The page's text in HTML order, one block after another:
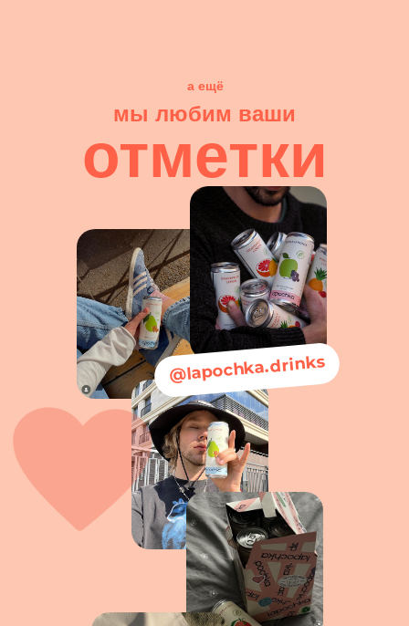
мы любим ваши
отметки
а ещё
@lapochka.drinks